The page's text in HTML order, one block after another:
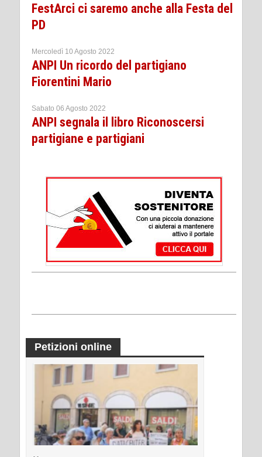
FestArci ci saremo anche alla Festa del
PD
Mercoledì 10 Agosto 2022
ANPI Un ricordo del partigiano
Fiorentini Mario
Sabato 06 Agosto 2022
ANPI segnala il libro Riconoscersi
partigiane e partigiani
Petizioni online